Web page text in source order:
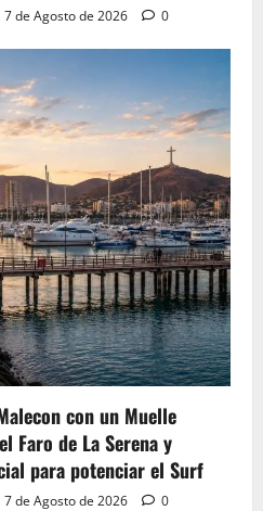
7 de Agosto de 2026 0
con un Muelle
Faro de La Serena y
para potenciar el Surf
7 de Agosto de 2026 0